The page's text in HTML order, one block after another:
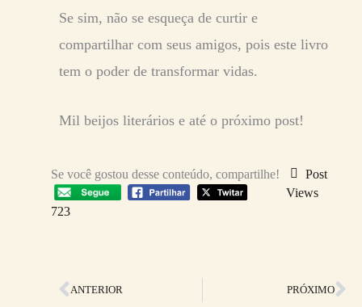
Se sim, não se esqueça de curtir e
compartilhar com seus amigos, pois este livro
tem o poder de transformar vidas.
Mil beijos literários e até o próximo post!
Se você gostou desse conteúdo, compartilhe!
Post
Views
723
Anterior
ANTERIOR PRÓXIMO